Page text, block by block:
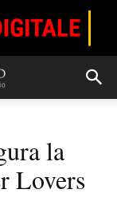
la
Lovers